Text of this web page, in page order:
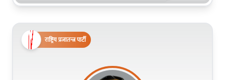
राष्ट्रिय प्रजातन्त्र पार्टी